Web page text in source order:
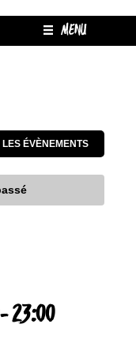
MENU
LES ÉVÈNEMENTS
-23:00